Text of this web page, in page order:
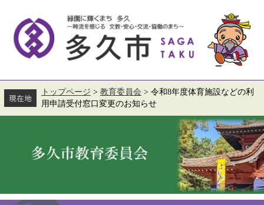
す。
し
て
トップページ > 教育委員会 > 令和8年度体育施設などの利
用申請受付窓口変更のお知らせ
本